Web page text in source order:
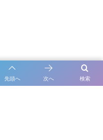
検索
先頭へ 次へ